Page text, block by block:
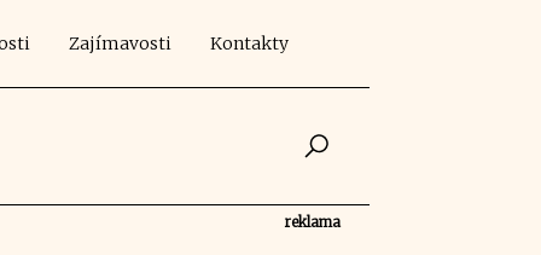
Zajímavosti Kontakty
reklama